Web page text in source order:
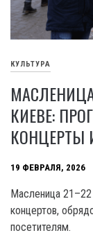
КУЛЬТУРА
КИЕВЕ:
КОНЦЕРТЫ
19 ФЕВРАЛЯ, 2026
Масленица
концертов,
посетителям.